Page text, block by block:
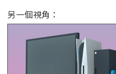
另一個視角：